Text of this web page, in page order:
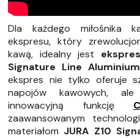
Dla każdego miłośnika
ekspresu, który
kawą, idealny jest
Signature Line
ekspres nie tylko oferuje
napojów kawowych,
innowacyjną funkcję
zaawansowanym
materiałom JURA Z10